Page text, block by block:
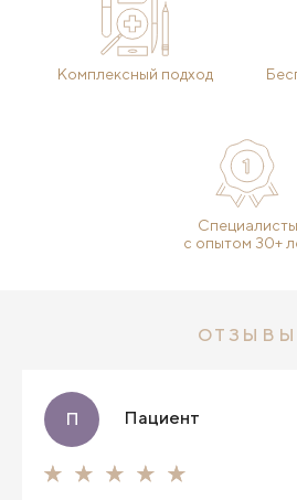
Комплексный подход
Специалисты
с опытом 30+
ОТЗЫВЫ
П Пациент